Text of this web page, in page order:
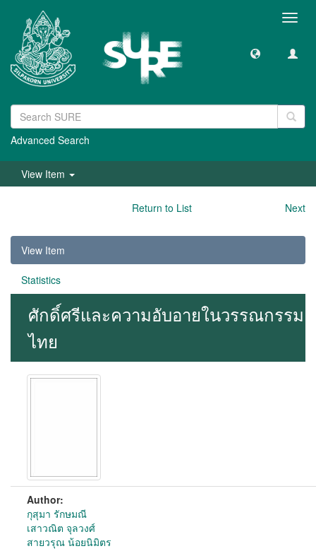
Advanced Search
View Item
Return to List Next
View Item
Statistics
ศักดิ์ศรีและความอับอายในวรรณกรรม
ไทย
Author:
กุสุมา รักษมณี
เสาวณิต จุลวงศ์
สายวรุณ น้อยนิมิตร